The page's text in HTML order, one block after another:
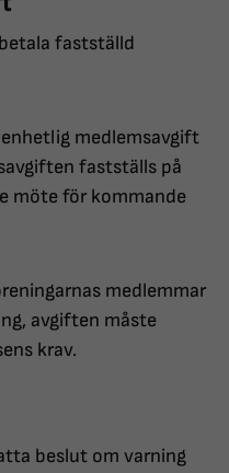
fastställd
medlemsavgift
fastställs på
möte för kommande
medlemmar
avgiften måste
krav.
beslut om varning